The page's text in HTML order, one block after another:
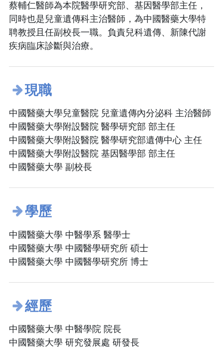
蔡輔仁醫師為本院醫學研究部、基因醫學部主任，
同時也是兒童遺傳科主治醫師，為中國醫藥大學特
聘教授且任副校長一職。負責兒科遺傳、新陳代謝
疾病臨床診斷與治療。
現職
中國醫藥大學兒童醫院 兒童遺傳內分泌科 主治醫師
中國醫藥大學附設醫院 醫學研究部 部主任
中國醫藥大學附設醫院 醫學研究部遺傳中心 主任
中國醫藥大學附設醫院 基因醫學部 部主任
中國醫藥大學 副校長
學歷
中國醫藥大學 中醫學系 醫學士
中國醫藥大學 中國醫學研究所 碩士
中國醫藥大學 中國醫學研究所 博士
經歷
中國醫藥大學 中醫學院 院長
中國醫藥大學 研究發展處 研發長